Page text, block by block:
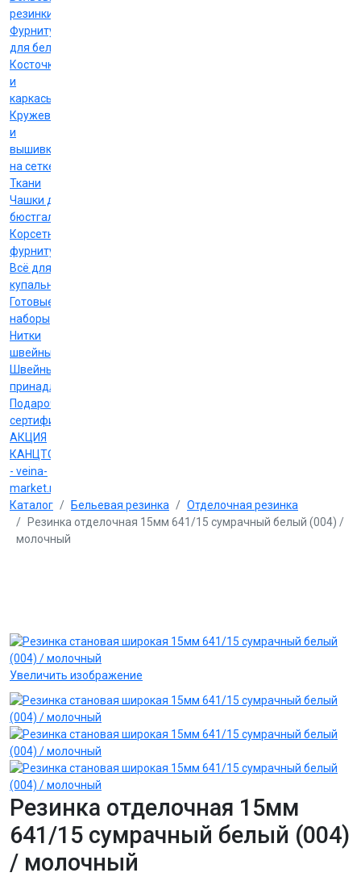
резинки
Фурнитура
для белья
Косточки
и
каркасы
Кружево
и
вышивка
на сетке
Ткани
Чашки для
бюстгальтеров
Корсетная
фурнитура
Всё для
купальников
Готовые
наборы
Нитки
швейные
Швейные
принадлежности
Подарочные
сертификаты
АКЦИЯ
КАНЦТОВАРЫ
- veina-
market.ru
Каталог
Бельевая резинка
Отделочная резинка
Резинка отделочная 15мм 641/15 сумрачный белый (004) /
молочный
Увеличить изображение
Резинка отделочная 15мм
641/15 сумрачный белый (004)
/ молочный